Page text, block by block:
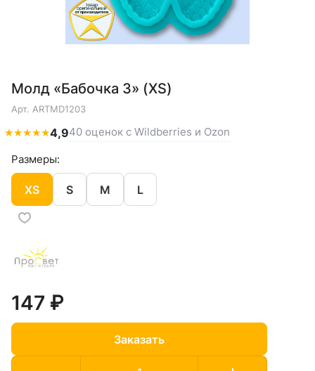
Молд «Бабочка 3» (XS)
Арт. ARTMD1203
★★★★★4,940 оценок с Wildberries и Ozon
Размеры:
XS S M L
147 ₽
Заказать